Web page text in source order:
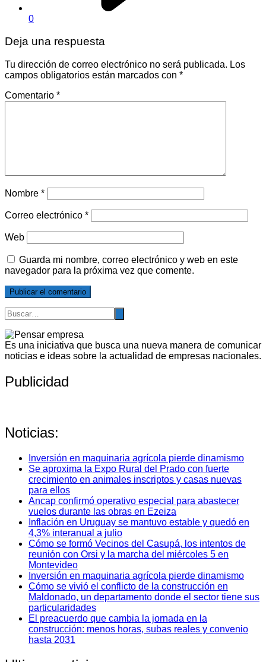
0
Deja una respuesta
Tu dirección de correo electrónico no será publicada. Los
campos obligatorios están marcados con *
Comentario *
Nombre *
Correo electrónico *
Web
Guarda mi nombre, correo electrónico y web en este
navegador para la próxima vez que comente.
Es una iniciativa que busca una nueva manera de comunicar
noticias e ideas sobre la actualidad de empresas nacionales.
Publicidad
Noticias:
Inversión en maquinaria agrícola pierde dinamismo
Se aproxima la Expo Rural del Prado con fuerte
crecimiento en animales inscriptos y casas nuevas
para ellos
Ancap confirmó operativo especial para abastecer
vuelos durante las obras en Ezeiza
Inflación en Uruguay se mantuvo estable y quedó en
4,3% interanual a julio
Cómo se formó Vecinos del Casupá, los intentos de
reunión con Orsi y la marcha del miércoles 5 en
Montevideo
Inversión en maquinaria agrícola pierde dinamismo
Cómo se vivió el conflicto de la construcción en
Maldonado, un departamento donde el sector tiene sus
particularidades
El preacuerdo que cambia la jornada en la
construcción: menos horas, subas reales y convenio
hasta 2031